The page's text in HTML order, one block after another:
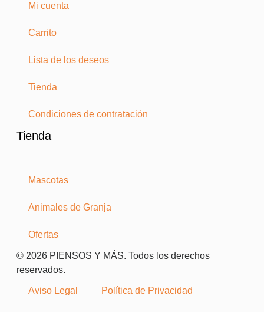
Mi cuenta
Carrito
Lista de los deseos
Tienda
Condiciones de contratación
Tienda
Mascotas
Animales de Granja
Ofertas
© 2026 PIENSOS Y MÁS. Todos los derechos
reservados.
Aviso Legal Política de Privacidad